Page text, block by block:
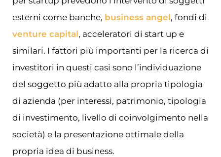
esterni come banche, business angel, fondi di
venture capital, acceleratori di start up e
similari. I fattori più importanti per la ricerca di
investitori in questi casi sono l’individuazione
del soggetto più adatto alla propria tipologia
di azienda (per interessi, patrimonio, tipologia
di investimento, livello di coinvolgimento nella
società) e la presentazione ottimale della
propria idea di business.